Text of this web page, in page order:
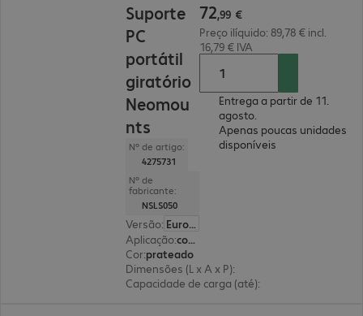
Suporte
PC
portátil
giratório
Neomou
nts
Nº de artigo:
4275731
Nº de
fabricante:
NSLS050
Versão:
Europa
Aplicação:
computador portátil
Cor:prateado
Dimensões (L x A x P):
Capacidade de carga (até):
72,99 €
Preço ilíquido: 89,78 € incl.
16,79 € IVA
Entrega a partir de 11.
agosto.
Apenas poucas unidades
disponíveis